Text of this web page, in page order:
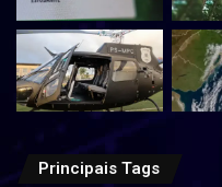
Principais Tags